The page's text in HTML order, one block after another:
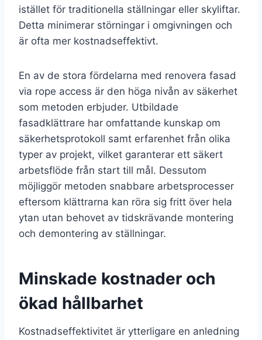
istället för traditionella ställningar eller skyliftar.
Detta minimerar störningar i omgivningen och
är ofta mer kostnadseffektivt.
En av de stora fördelarna med renovera fasad
via rope access är den höga nivån av säkerhet
som metoden erbjuder. Utbildade
fasadklättrare har omfattande kunskap om
säkerhetsprotokoll samt erfarenhet från olika
typer av projekt, vilket garanterar ett säkert
arbetsflöde från start till mål. Dessutom
möjliggör metoden snabbare arbetsprocesser
eftersom klättrarna kan röra sig fritt över hela
ytan utan behovet av tidskrävande montering
och demontering av ställningar.
Minskade kostnader och
ökad hållbarhet
Kostnadseffektivitet är ytterligare en anledning